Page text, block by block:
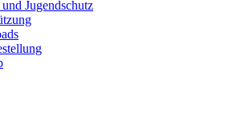
Jugendschutz